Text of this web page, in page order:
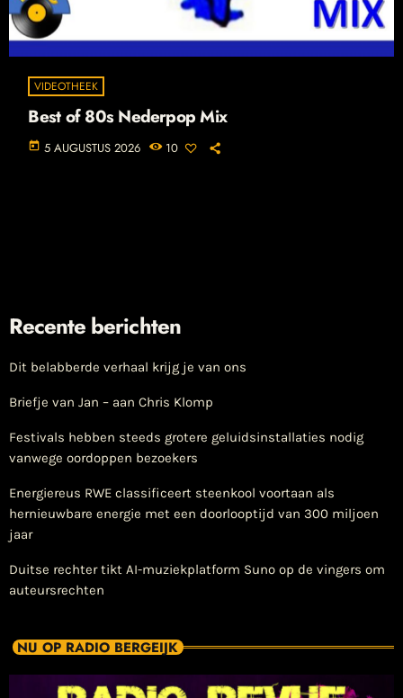
VIDEOTHEEK
Best of 80s Nederpop Mix
today 5 AUGUSTUS 2026 10
Recente berichten
Dit belabberde verhaal krijg je van ons
Briefje van Jan – aan Chris Klomp
Festivals hebben steeds grotere geluidsinstallaties nodig
vanwege oordoppen bezoekers
Energiereus RWE classificeert steenkool voortaan als
hernieuwbare energie met een doorlooptijd van 300 miljoen
jaar
Duitse rechter tikt AI-muziekplatform Suno op de vingers om
auteursrechten
NU OP RADIO BERGEIJK